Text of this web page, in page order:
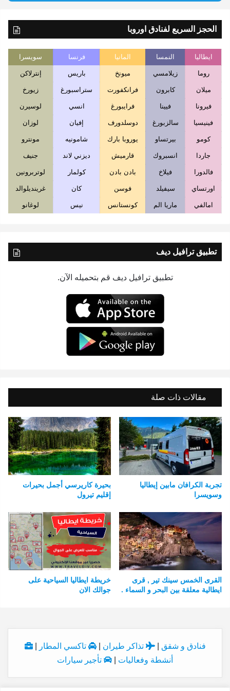
الحجز السريع لفنادق اوروبا
ايطاليا النمسا المانيا فرنسا سويسرا
روما زيلامسي ميونخ باريس إنترلاكن
ميلان كابرون فرانكفورت ستراسبورغ زيورخ
فيرونا فيينا فرايبورغ انسي لوسيرن
فينيسيا سالزبورغ دوسلدورف إفيان لوزان
كومو بيرتساو يوروبا بارك شامونيه مونترو
جاردا انسبروك قارميش ديزني لاند جنيف
فالدورا فيلاخ بادن بادن كولمار لوتربرونين
اورتساي سيفيلد فوسن كان غرينديلوالد
امالفي ماريا الم كونستانس نيس لوغانو
تطبيق ترافيل ديف
تطبيق ترافيل ديف قم بتحميله الآن.
مقالات ذات صلة
بحيرة كاريرسي أجمل بحيرات
إقليم تيرول
تجربة الكرافان مابين إيطاليا
وسويسرا
خريطة ايطاليا السياحية على
جوالك الان
القرى الخمس سينك تير , قرى
ايطالية معلقة بين البحر و السماء .
فنادق و شقق | تذاكر طيران | تاكسي المطار
|
أنشطة وفعاليات
تأجير سيارات